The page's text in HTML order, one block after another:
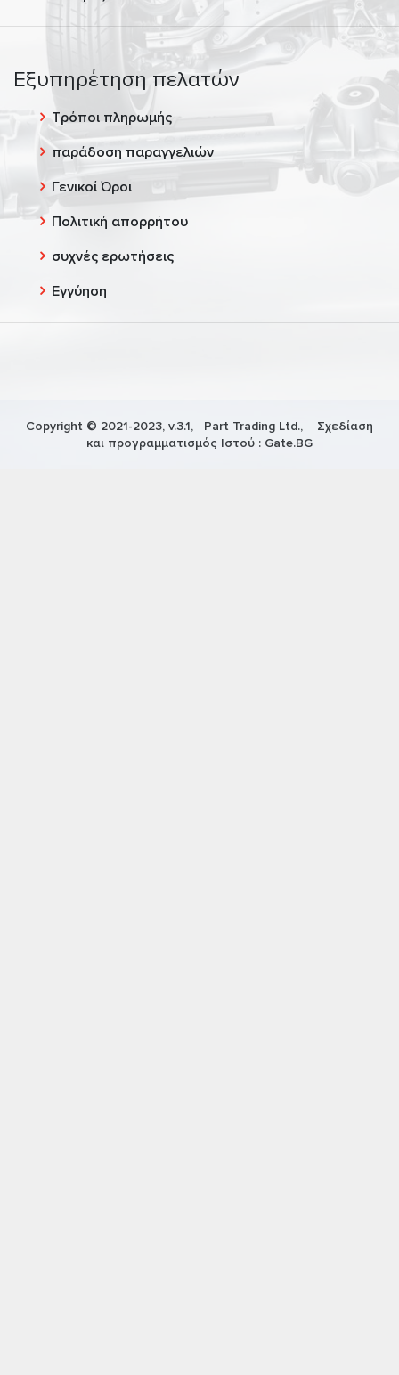
Εξυπηρέτηση πελατών
Τρόποι πληρωμής
παράδοση παραγγελιών
Γενικοί Όροι
Πολιτική απορρήτου
συχνές ερωτήσεις
Εγγύηση
Copyright © 2021-2023, v.3.1, Part Trading Ltd., Σχεδίαση
και προγραμματισμός Ιστού : Gate.BG